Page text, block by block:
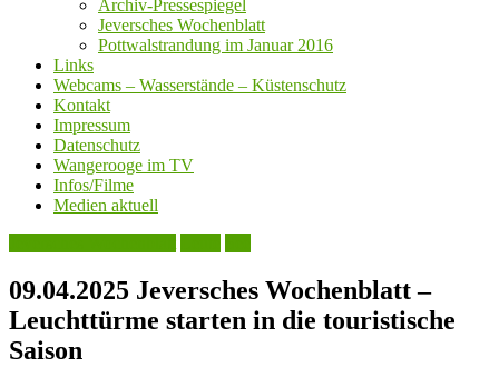
Archiv-Pressespiegel
Jeversches Wochenblatt
Pottwalstrandung im Januar 2016
Links
Webcams – Wasserstände – Küstenschutz
Kontakt
Impressum
Datenschutz
Wangerooge im TV
Infos/Filme
Medien aktuell
09.04.2025 Jeversches Wochenblatt –
Leuchttürme starten in die touristische
Saison